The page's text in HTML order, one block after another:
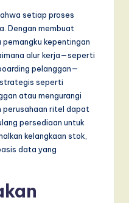
setiap proses
Dengan membuat
pemangku kepentingan
alur kerja—seperti
pelanggan—
seperti
atau mengurangi
perusahaan ritel dapat
persediaan untuk
kelangkaan stok,
data yang